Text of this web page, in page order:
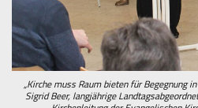
„Kirche muss Raum bieten für Begegnung
Sigrid Beer, langjährige